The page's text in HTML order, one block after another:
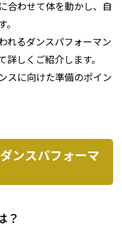
合わせて体を動かし、自
れるダンスパフォーマン
しくご紹介します。
スに向けた準備のポイン
ンスパフォーマ
？